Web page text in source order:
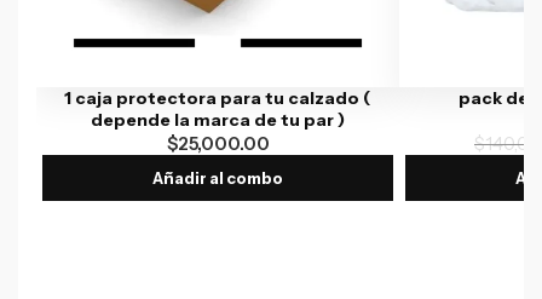
1 caja protectora para tu calzado (
depende la marca de tu par )
$25,000.00
Añadir al combo
pack de
$